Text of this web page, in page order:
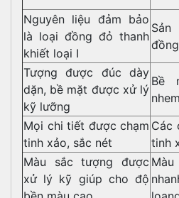
Nguyên liệu đảm bảo
là loại đồng đỏ thanh
khiết loại I
Tượng được đúc dày
dặn, bề mặt được xử lý
kỹ lưỡng
Bề
nhem
Mọi chi tiết được chạm
tinh xảo, sắc nét
Các
tinh
Màu sắc tượng được
xử lý kỹ giúp cho độ